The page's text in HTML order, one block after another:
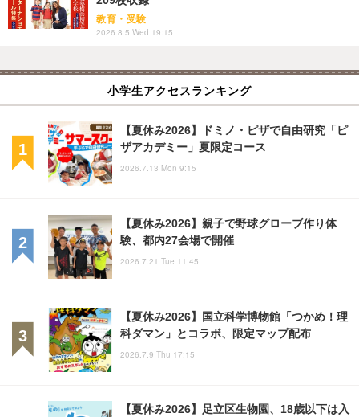
教育・受験
2026.8.5 Wed 19:15
小学生アクセスランキング
【夏休み2026】ドミノ・ピザで自由研究「ピ
ザアカデミー」夏限定コース
2026.7.13 Mon 9:15
【夏休み2026】親子で野球グローブ作り体
験、都内27会場で開催
2026.7.21 Tue 11:45
【夏休み2026】国立科学博物館「つかめ！理
科ダマン」とコラボ、限定マップ配布
2026.7.9 Thu 17:15
【夏休み2026】足立区生物園、18歳以下は入